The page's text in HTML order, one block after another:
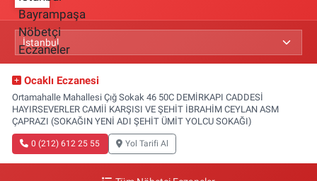
Ocaklı Eczanesi
Ortamahalle Mahallesi Çığ Sokak 46 50C DEMİRKAPI CADDESİ
HAYIRSEVERLER CAMİİ KARŞISI VE ŞEHİT İBRAHİM CEYLAN ASM
ÇAPRAZI (SOKAĞIN YENİ ADI ŞEHİT ÜMİT YOLCU SOKAĞI)
0 (212) 612 25 55 Yol Tarifi Al